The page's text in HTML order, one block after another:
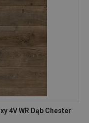
4V WR Dąb Chester